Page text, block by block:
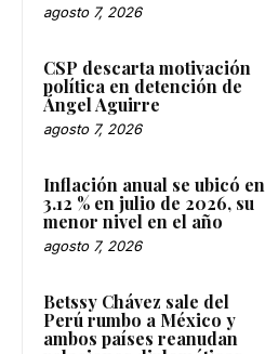
agosto 7, 2026
CSP descarta motivación
política en detención de
Ángel Aguirre
agosto 7, 2026
Inflación anual se ubicó en
3.12 % en julio de 2026, su
menor nivel en el año
agosto 7, 2026
Betssy Chávez sale del
Perú rumbo a México y
ambos países reanudan